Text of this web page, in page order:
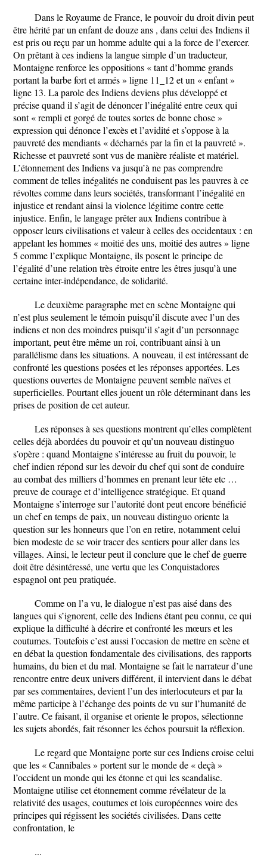
Dans le Royaume de France, le pouvoir du droit divin peut
être hérité par un enfant de douze ans , dans celui des Indiens il
est pris ou reçu par un homme adulte qui a la force de l’exercer.
On prêtant à ces indiens la langue simple d’un traducteur,
Montaigne renforce les oppositions « tant d’homme grands
portant la barbe fort et armés » ligne 11_12 et un « enfant »
ligne 13. La parole des Indiens deviens plus développé et
précise quand il s’agit de dénoncer l’inégalité entre ceux qui
sont « rempli et gorgé de toutes sortes de bonne chose »
expression qui dénonce l’excès et l’avidité et s’oppose à la
pauvreté des mendiants « décharnés par la fin et la pauvreté ».
Richesse et pauvreté sont vus de manière réaliste et matériel.
L’étonnement des Indiens va jusqu’à ne pas comprendre
comment de telles inégalités ne conduisent pas les pauvres à ce
révoltes comme dans leurs sociétés, transformant l’inégalité en
injustice et rendant ainsi la violence légitime contre cette
injustice. Enfin, le langage prêter aux Indiens contribue à
opposer leurs civilisations et valeur à celles des occidentaux : en
appelant les hommes « moitié des uns, moitié des autres » ligne
5 comme l’explique Montaigne, ils posent le principe de
l’égalité d’une relation très étroite entre les êtres jusqu’à une
certaine inter-indépendance, de solidarité.
Le deuxième paragraphe met en scène Montaigne qui
n’est plus seulement le témoin puisqu’il discute avec l’un des
indiens et non des moindres puisqu’il s’agit d’un personnage
important, peut être même un roi, contribuant ainsi à un
parallélisme dans les situations. A nouveau, il est intéressant de
confronté les questions posées et les réponses apportées. Les
questions ouvertes de Montaigne peuvent semble naïves et
superficielles. Pourtant elles jouent un rôle déterminant dans les
prises de position de cet auteur.
Les réponses à ses questions montrent qu’elles complètent
celles déjà abordées du pouvoir et qu’un nouveau distinguo
s’opère : quand Montaigne s’intéresse au fruit du pouvoir, le
chef indien répond sur les devoir du chef qui sont de conduire
au combat des milliers d’hommes en prenant leur tête etc …
preuve de courage et d’intelligence stratégique. Et quand
Montaigne s’interroge sur l’autorité dont peut encore bénéficié
un chef en temps de paix, un nouveau distinguo oriente la
question sur les honneurs que l’on en retire, notamment celui
bien modeste de se voir tracer des sentiers pour aller dans les
villages. Ainsi, le lecteur peut il conclure que le chef de guerre
doit être désintéressé, une vertu que les Conquistadores
espagnol ont peu pratiquée.
Comme on l’a vu, le dialogue n’est pas aisé dans des
langues qui s’ignorent, celle des Indiens étant peu connu, ce qui
explique la difficulté à décrire et confronté les mœurs et les
coutumes. Toutefois c’est aussi l’occasion de mettre en scène et
en débat la question fondamentale des civilisations, des rapports
humains, du bien et du mal. Montaigne se fait le narrateur d’une
rencontre entre deux univers différent, il intervient dans le débat
par ses commentaires, devient l’un des interlocuteurs et par la
même participe à l’échange des points de vu sur l’humanité de
l’autre. Ce faisant, il organise et oriente le propos, sélectionne
les sujets abordés, fait résonner les échos poursuit la réflexion.
Le regard que Montaigne porte sur ces Indiens croise celui
que les « Cannibales » portent sur le monde de « deçà »
l’occident un monde qui les étonne et qui les scandalise.
Montaigne utilise cet étonnement comme révélateur de la
relativité des usages, coutumes et lois européennes voire des
principes qui régissent les sociétés civilisées. Dans cette
confrontation, le
...